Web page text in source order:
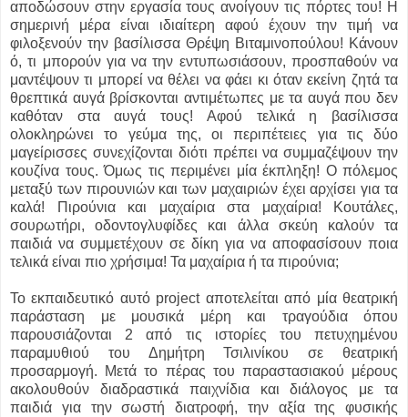
αποδώσουν στην εργασία τους ανοίγουν τις πόρτες του! Η
σημερινή μέρα είναι ιδιαίτερη αφού έχουν την τιμή να
φιλοξενούν την βασίλισσα Θρέψη Βιταμινοπούλου! Κάνουν
ό, τι μπορούν για να την εντυπωσιάσουν, προσπαθούν να
μαντέψουν τι μπορεί να θέλει να φάει κι όταν εκείνη ζητά τα
θρεπτικά αυγά βρίσκονται αντιμέτωπες με τα αυγά που δεν
καθόταν στα αυγά τους! Αφού τελικά η βασίλισσα
ολοκληρώνει το γεύμα της, οι περιπέτειες για τις δύο
μαγείρισσες συνεχίζονται διότι πρέπει να συμμαζέψουν την
κουζίνα τους. Όμως τις περιμένει μία έκπληξη! Ο πόλεμος
μεταξύ των πιρουνιών και των μαχαιριών έχει αρχίσει για τα
καλά! Πιρούνια και μαχαίρια στα μαχαίρια! Κουτάλες,
σουρωτήρι, οδοντογλυφίδες και άλλα σκεύη καλούν τα
παιδιά να συμμετέχουν σε δίκη για να αποφασίσουν ποια
τελικά είναι πιο χρήσιμα! Τα μαχαίρια ή τα πιρούνια;
Το εκπαιδευτικό αυτό project αποτελείται από μία θεατρική
παράσταση με μουσικά μέρη και τραγούδια όπου
παρουσιάζονται 2 από τις ιστορίες του πετυχημένου
παραμυθιού του Δημήτρη Τσιλινίκου σε θεατρική
προσαρμογή. Μετά το πέρας του παραστασιακού μέρους
ακολουθούν διαδραστικά παιχνίδια και διάλογος με τα
παιδιά για την σωστή διατροφή, την αξία της φυσικής